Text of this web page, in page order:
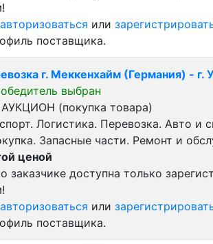
авторизоваться или
поставщика.
г. Меккенхайм (Германия) - г.
выбран
АУКЦИОН (покупка товара)
Логистика. Перевозка. Авто и
Запасные части. Ремонт и
ценой
заказчике доступна только
авторизоваться или
поставщика.